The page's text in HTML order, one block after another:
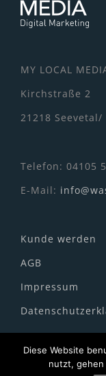
MY LOCAL
Kirchstraße 2
21218
Telefon: 04105
E-Mail:
Kunde werden
AGB
Impressum
Diese Website
nutzt, gehen